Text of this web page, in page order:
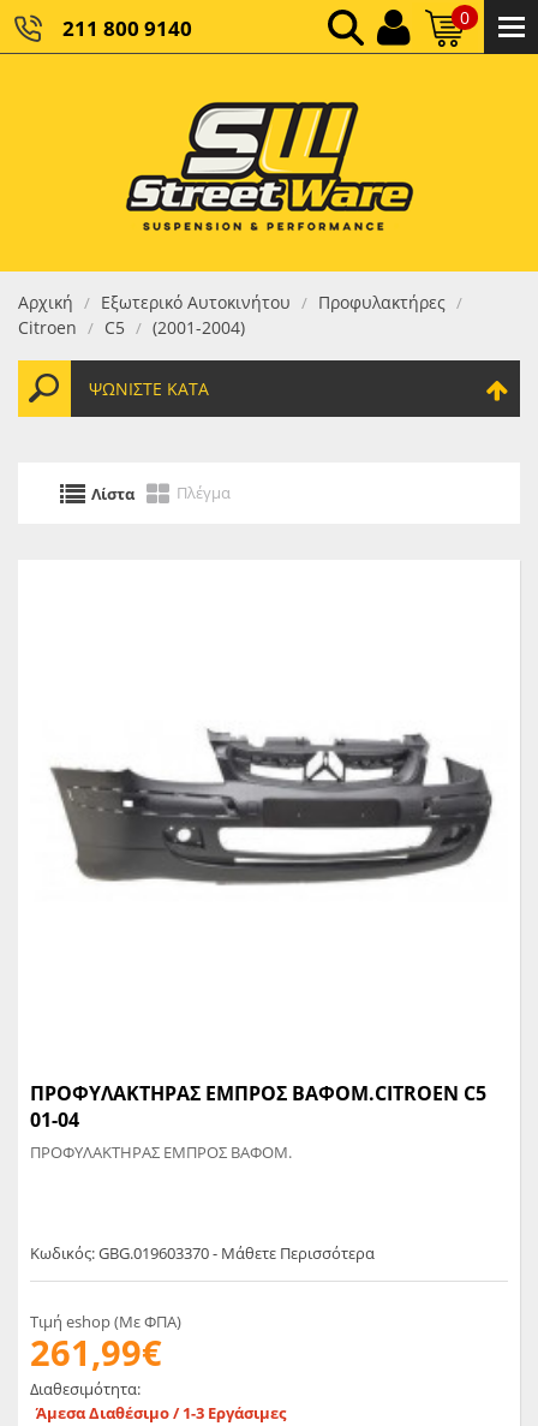
211 800 9140 0
ΚΑΘΑΡΌ ΣΎΝΟΛΟ:
ΤΕΛΙΚΌ ΣΎΝΟΛΟ:0,00 €
Αρχική / Εξωτερικό Αυτοκινήτου / Προφυλακτήρες /
Citroen / C5 / (2001-2004)
ΨΩΝΊΣΤΕ ΚΑΤΆ
Λίστα Πλέγμα
ΠΡΟΦΥΛΑΚΤΗΡΑΣ ΕΜΠΡΟΣ ΒΑΦΟΜ.CITROEN C5
01-04
ΠΡΟΦΥΛΑΚΤΗΡΑΣ ΕΜΠΡΟΣ ΒΑΦΟΜ.
Κωδικός: GBG.019603370 - Μάθετε Περισσότερα
Τιμή eshop (Με ΦΠΑ)
261,99€
Διαθεσιμότητα:
Άμεσα Διαθέσιμο / 1-3 Εργάσιμες